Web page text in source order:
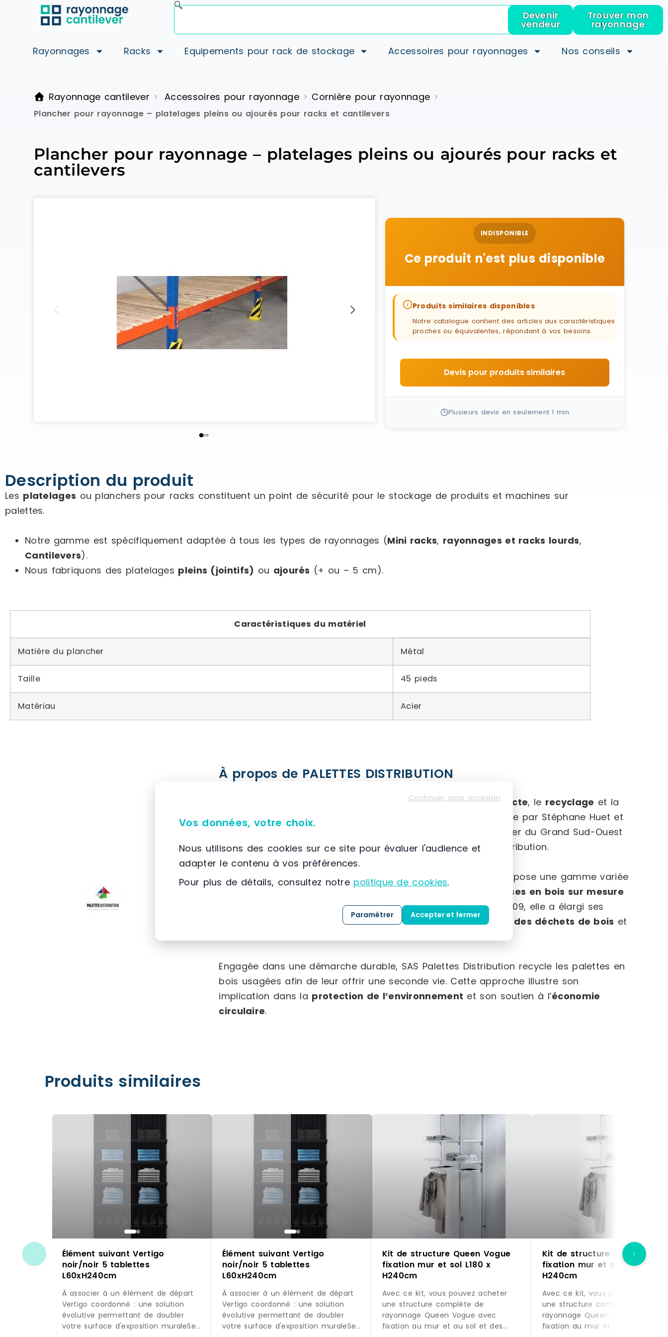
Devenir
vendeur
Trouver mon
rayonnage
Rayonnages Racks Equipements pour rack de stockage Accessoires pour rayonnages Nos conseils
Rayonnage cantilever > Accessoires pour rayonnage > Cornière pour rayonnage >
Plancher pour rayonnage – platelages pleins ou ajourés pour racks et cantilevers
Plancher pour rayonnage – platelages pleins ou ajourés pour racks et
cantilevers
INDISPONIBLE
Ce produit n'est plus disponible
Produits similaires disponibles
Notre catalogue contient des articles aux caractéristiques
proches ou équivalentes, répondant à vos besoins.
Devis pour produits similaires
Plusieurs devis en seulement 1 min
Description du produit
Les platelages ou planchers pour racks constituent un point de sécurité pour le stockage de produits et machines sur
palettes.
Notre gamme est spécifiquement adaptée à tous les types de rayonnages (Mini racks, rayonnages et racks lourds,
Cantilevers).
Nous fabriquons des platelages pleins (jointifs) ou ajourés (+ ou – 5 cm).
Caractéristiques du matériel
Matière du plancher Métal
Taille 45 pieds
Matériau Acier
À propos de PALETTES DISTRIBUTION
SAS Palettes Distribution est une société experte dans lacollecte, le recyclage et la
fabrication de palettes en bois
. Créée en 1998, elle est dirigée par Stéphane Huet et
bénéficie d’une localisation stratégique au carrefour autoroutier du Grand Sud-Ouest
en France, facilitant ainsi ses opérations logistiques et de distribution.
Avec une équipe de plus de 45 collaborateurs, l’entreprise propose une gamme variée
palettes reconditionnées
caisses en bois sur mesure
plaquettes forestièresdestinées à la biomasse. En 2009, elle a élargi ses
activités en intégrant un département dédié à lavalorisation des déchets de bois et
Engagée dans une démarche durable, SAS Palettes Distribution recycle les palettes en
bois usagées afin de leur offrir une seconde vie. Cette approche illustre son
implication dans la protection de l’environnement et son soutien à l’économie
circulaire.
Produits similaires
Élément suivant Vertigo
noir/noir 5 tablettes
L60xH240cm
À associer à un élément de départ
Vertigo coordonné : une solution
évolutive permettant de doubler
votre surface d'exposition muraleSe
Élément suivant Vertigo
noir/noir 5 tablettes
L60xH240cm
À associer à un élément de départ
Vertigo coordonné : une solution
évolutive permettant de doubler
votre surface d'exposition muraleSe
Kit de structure Queen Vogue
fixation mur et sol L180 x
H240cm
Avec ce kit, vous pouvez acheter
une structure complète de
rayonnage Queen Vogue avec
fixation au mur et au sol et des
Kit de structure Queen
fixation mur et sol L180 x
H240cm
Avec ce kit, vous pouvez acheter
une structure complète de
rayonnage Queen Vogue avec
fixation au mur et au sol et des
Continuer sans accepter
Vos données, votre choix.
Nous utilisons des cookies sur ce site pour évaluer l'audience et
adapter le contenu à vos préférences.
Pour plus de détails, consultez notre politique de cookies.
Paramétrer Accepter et fermer